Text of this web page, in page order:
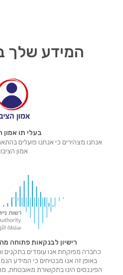
המידע שלך
בעלי תו אמון
אנחנו מצהירים כי אנחנו פועלים
אמון
רישיון לבנקאות פתוחה
כחברה מפוקחת אנו עומדים בתקנים
באופן זה אנו מבטיחים כי המידע
הפיננסים הינו בתקשורת מאובטחת,